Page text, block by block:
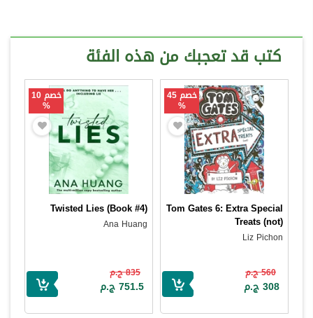
كتب قد تعجبك من هذه الفئة
خصم 45
%
Tom Gates 6: Extra Special
Treats (not)
Liz Pichon
560 ج.م
308 ج.م
خصم 10
%
Twisted Lies (Book #4)
Ana Huang
835 ج.م
751.5 ج.م